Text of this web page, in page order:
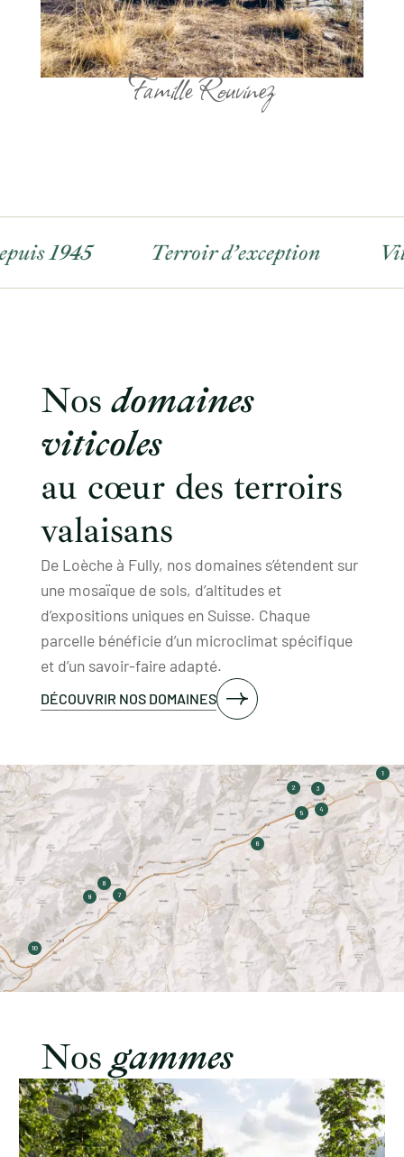
Famille Rouvinez
1945 Terroir d’exception
Nosdomaines
viticoles
au cœur des terroirs
valaisans
De Loèche à Fully, nos domaines s’étendent sur
une mosaïque de sols, d’altitudes et
d’expositions uniques en Suisse. Chaque
parcelle bénéficie d’un microclimat spécifique
et d’un savoir-faire adapté.
DÉCOUVRIR NOS DOMAINES
Nosgammes